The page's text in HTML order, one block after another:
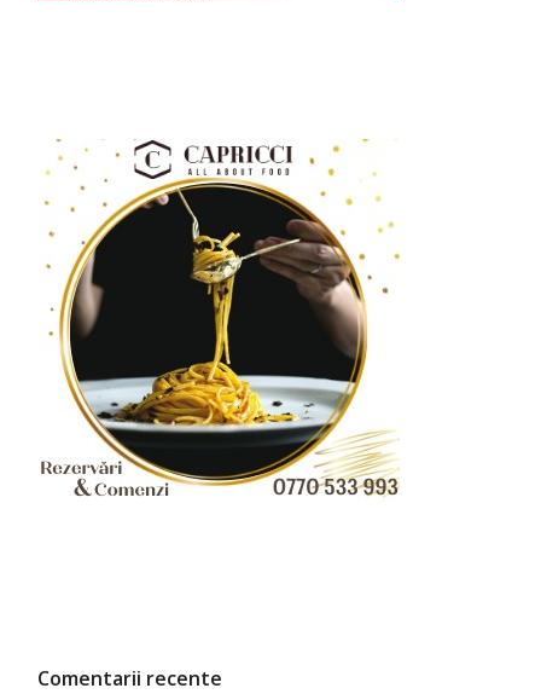
Comentarii recente